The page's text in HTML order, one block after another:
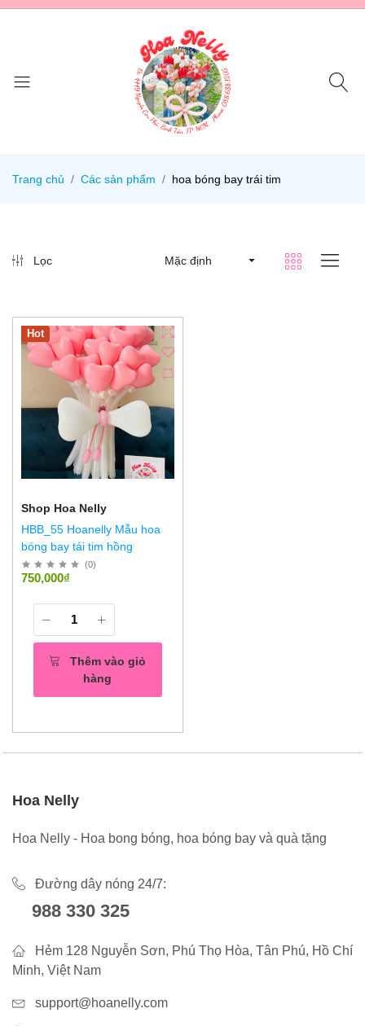
Trang chủ Các sản phẩm hoa bóng bay trái tim
Lọc Mặc định
Hot
Shop Hoa Nelly
HBB_55 Hoanelly Mẫu hoa
bóng bay tái tim hồng
(0)
750,000₫
Thêm vào giỏ
hàng
Hoa Nelly
Hoa Nelly - Hoa bong bóng, hoa bóng bay và quà tặng
Đường dây nóng 24/7:
988 330 325
Hẻm 128 Nguyễn Sơn, Phú Thọ Hòa, Tân Phú, Hồ Chí
Minh, Việt Nam
support@hoanelly.com